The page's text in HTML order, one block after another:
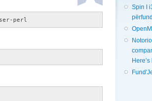
perl
Spin I